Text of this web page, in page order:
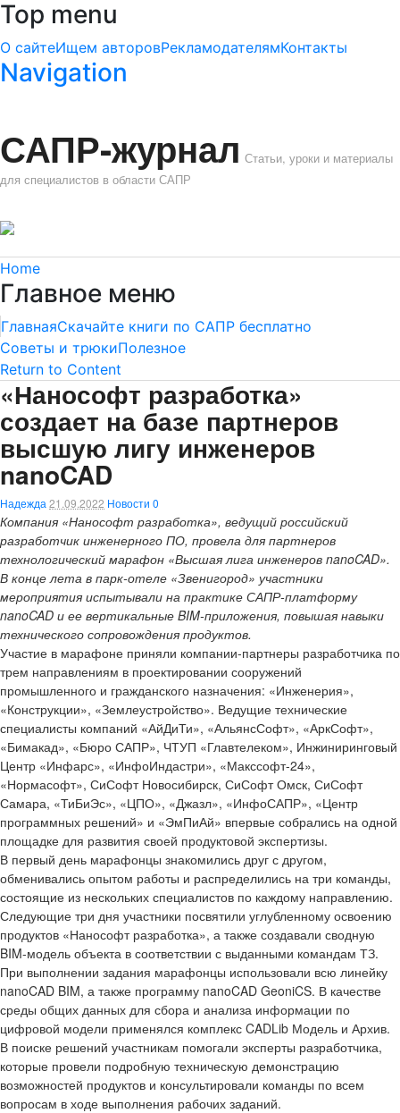
Top menu
О сайтеИщем авторовРекламодателямКонтакты
Navigation
САПР-журнал Статьи, уроки и материалы
для специалистов в области САПР
Home
Главное меню
ГлавнаяСкачайте книги по САПР бесплатно
Советы и трюкиПолезное
Return to Content
«Нанософт разработка»
создает на базе партнеров
высшую лигу инженеров
nanoCAD
Надежда 21.09.2022 Новости 0
Компания «Нанософт разработка», ведущий российский
разработчик инженерного ПО, провела для партнеров
технологический марафон «Высшая лига инженеров nanoCAD».
В конце лета в парк-отеле «Звенигород» участники
мероприятия испытывали на практике САПР-платформу
nanoCAD и ее вертикальные BIM-приложения, повышая навыки
технического сопровождения продуктов.
Участие в марафоне приняли компании-партнеры разработчика по
трем направлениям в проектировании сооружений
промышленного и гражданского назначения: «Инженерия»,
«Конструкции», «Землеустройство». Ведущие технические
специалисты компаний «АйДиТи», «АльянсСофт», «АркСофт»,
«Бимакад», «Бюро САПР», ЧТУП «Главтелеком», Инжиниринговый
Центр «Инфарс», «ИнфоИндастри», «Макссофт-24»,
«Нормасофт», СиСофт Новосибирск, СиСофт Омск, СиСофт
Самара, «ТиБиЭс», «ЦПО», «Джазл», «ИнфоСАПР», «Центр
программных решений» и «ЭмПиАй» впервые собрались на одной
площадке для развития своей продуктовой экспертизы.
В первый день марафонцы знакомились друг с другом,
обменивались опытом работы и распределились на три команды,
состоящие из нескольких специалистов по каждому направлению.
Следующие три дня участники посвятили углубленному освоению
продуктов «Нанософт разработка», а также создавали сводную
BIM-модель объекта в соответствии с выданными командам ТЗ.
При выполнении задания марафонцы использовали всю линейку
nanoCAD BIM, а также программу nanoCAD GeoniCS. В качестве
среды общих данных для сбора и анализа информации по
цифровой модели применялся комплекс CADLib Модель и Архив.
В поиске решений участникам помогали эксперты разработчика,
которые провели подробную техническую демонстрацию
возможностей продуктов и консультировали команды по всем
вопросам в ходе выполнения рабочих заданий.